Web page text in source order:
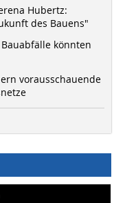
Hubertz:
des Bauens"
könnten
vorausschauende